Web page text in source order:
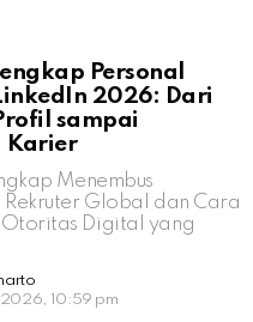
Personal
2026: Dari
sampai
Karier
Menembus
Global dan Cara
Otoritas Digital yang
2026, 10:59 pm